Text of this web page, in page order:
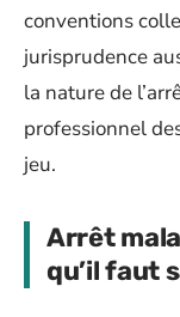
conventions
jurisprudence
la nature de
professionnel
jeu.
Arrêt
qu’il faut